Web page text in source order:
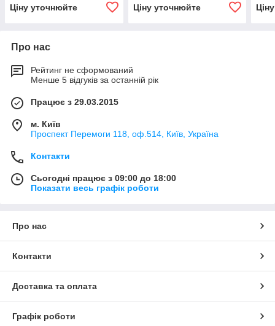
Ціну уточнюйте Ціну уточнюйте
Про нас
Рейтинг не сформований
Менше 5 відгуків за останній рік
Працює з 29.03.2015
м. Київ
Проспект Перемоги 118, оф.514, Київ, Україна
Контакти
Сьогодні працює з 09:00 до 18:00
Показати весь графік роботи
Про нас
Контакти
Доставка та оплата
Графік роботи